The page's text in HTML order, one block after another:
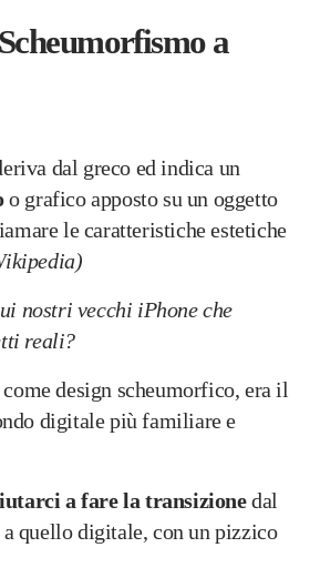
a
dal greco ed indica un
o grafico apposto su un oggetto
le caratteristiche estetiche
nostri vecchi iPhone che
reali?
design scheumorfico, era il
digitale più familiare e
a fare la transizionedal
quello digitale, con un pizzico